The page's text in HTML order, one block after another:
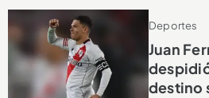
Deportes
Juan
destino